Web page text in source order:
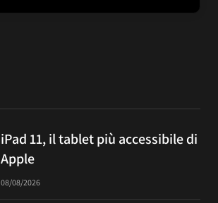
iPad 11, il tablet più accessibile di
Apple
08/08/2026